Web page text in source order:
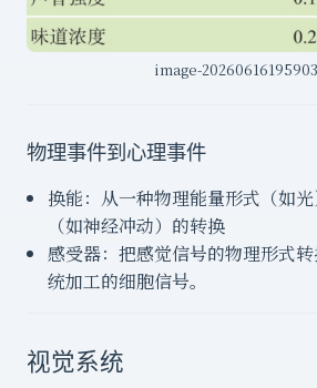
image-
物理事件到心理事件
换能：从一种物理能量形式（如
（如神经冲动）的转换
感受器：把感觉信号的物理形式
统加工的细胞信号。
视觉系统